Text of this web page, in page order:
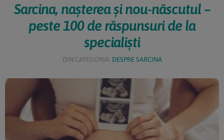
Sarcina, nașterea și nou-născutul –
peste 100 de răspunsuri de la
specialiști
DIN CATEGORIA: DESPRE SARCINA